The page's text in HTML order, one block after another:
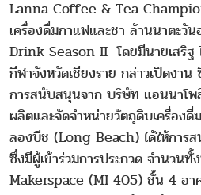
Lanna Coffee & Tea
เครื่องดื่มกาแฟและชา ล้านนาตะ
Drink Season II โดยมีนายเสริฐ
กีฬาจังหวัดเชียงราย กล่าวเปิดงาน
การสนับสนุนจาก บริษัท แอนนาโ
ผลิตและจัดจำหน่ายวัตถุดิบเครื่อง
ลองบีช (Long Beach) ได้ให้การ
ซึ่งมีผู้เข้าร่วมการประกวด จำนว
Makerspace (MI 405) ชั้น 4 อา